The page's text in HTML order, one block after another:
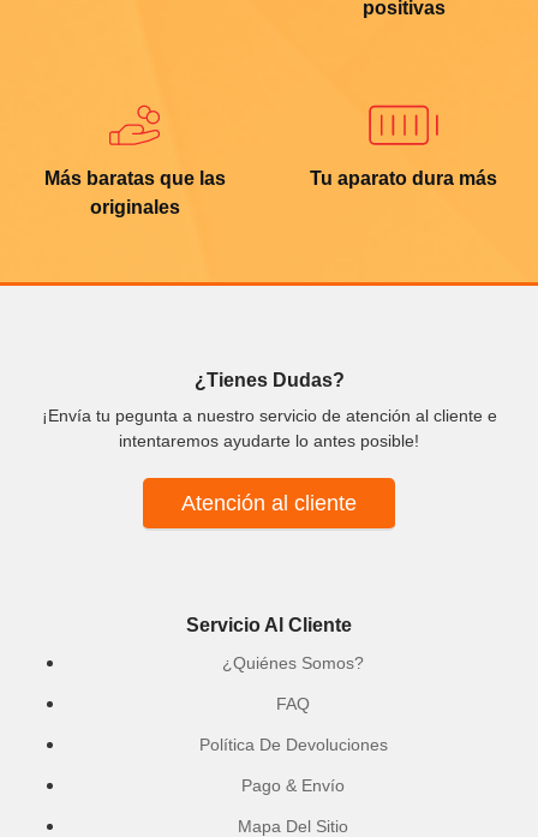
positivas
Más baratas que las
originales
Tu aparato dura más
¿Tienes Dudas?
¡Envía tu pegunta a nuestro servicio de atención al cliente e
intentaremos ayudarte lo antes posible!
Atención al cliente
Servicio Al Cliente
¿Quiénes Somos?
FAQ
Política De Devoluciones
Pago & Envío
Mapa Del Sitio